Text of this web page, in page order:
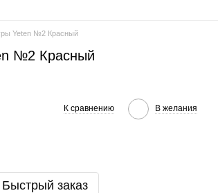
Yeten №2 Красный
№2 Красный
К сравнению В желания
Быстрый заказ